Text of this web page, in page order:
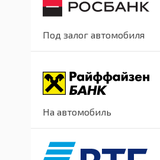
Под залог автомобиля
На автомобиль